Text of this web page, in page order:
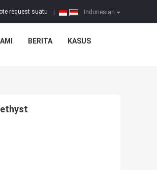
Indonesian
request suatu
BERITA KASUS